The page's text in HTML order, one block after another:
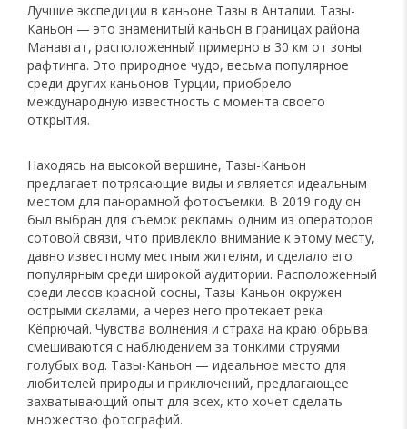
Лучшие экспедиции в каньоне Тазы в Анталии. Тазы-
Каньон — это знаменитый каньон в границах района
Манавгат, расположенный примерно в 30 км от зоны
рафтинга. Это природное чудо, весьма популярное
среди других каньонов Турции, приобрело
международную известность с момента своего
открытия.
Находясь на высокой вершине, Тазы-Каньон
предлагает потрясающие виды и является идеальным
местом для панорамной фотосъемки. В 2019 году он
был выбран для съемок рекламы одним из операторов
сотовой связи, что привлекло внимание к этому месту,
давно известному местным жителям, и сделало его
популярным среди широкой аудитории. Расположенный
среди лесов красной сосны, Тазы-Каньон окружен
острыми скалами, а через него протекает река
Кёпрючай. Чувства волнения и страха на краю обрыва
смешиваются с наблюдением за тонкими струями
голубых вод. Тазы-Каньон — идеальное место для
любителей природы и приключений, предлагающее
захватывающий опыт для всех, кто хочет сделать
множество фотографий.